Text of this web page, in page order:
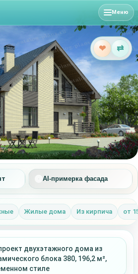
Меню
AI-примерка фасада
Жилые дома Из кирпича от
❤ ⇄
двухэтажного дома из
блока 380, 196,2 м²,
стиле